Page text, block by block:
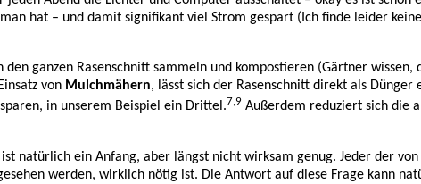
hat – und damit signifikant viel Strom gespart (Ich finde leider
ganzen Rasenschnitt sammeln und kompostieren (Gärtner
von Mulchmähern, lässt sich der Rasenschnitt direkt als Dünger
in unserem Beispiel ein Drittel.7,9 Außerdem reduziert sich die
natürlich ein Anfang, aber längst nicht wirksam genug. Jeder der
werden, wirklich nötig ist. Die Antwort auf diese Frage kann